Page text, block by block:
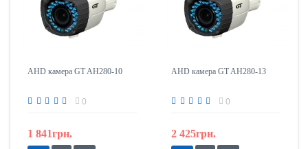
AHD камера GT AH280-10
0
1 841грн.
AHD камера GT AH280-13
0
2 425грн.